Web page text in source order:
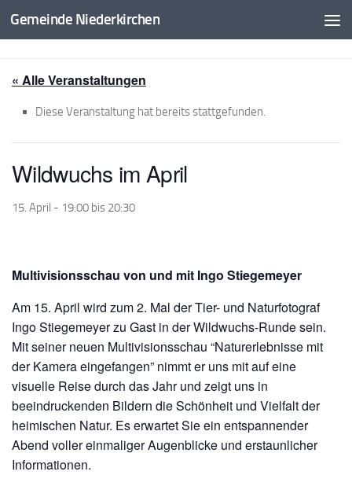
Zum Inhalt springen
Gemeinde Niederkirchen
« Alle Veranstaltungen
Diese Veranstaltung hat bereits stattgefunden.
Wildwuchs im April
15. April - 19:00 bis 20:30
Multivisionsschau von und mit Ingo Stiegemeyer
Am 15. April wird zum 2. Mal der Tier- und Naturfotograf
Ingo Stiegemeyer zu Gast in der Wildwuchs-Runde sein.
Mit seiner neuen Multivisionsschau “Naturerlebnisse mit
der Kamera eingefangen” nimmt er uns mit auf eine
visuelle Reise durch das Jahr und zeigt uns in
beeindruckenden Bildern die Schönheit und Vielfalt der
heimischen Natur. Es erwartet Sie ein entspannender
Abend voller einmaliger Augenblicke und erstaunlicher
Informationen.